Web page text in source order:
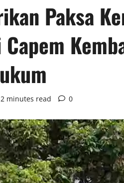
Paksa
2 minutes read 0